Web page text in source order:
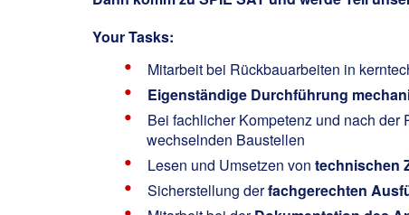
Your Tasks:
Mitarbeit bei Rückbauarbeiten in
Eigenständige Durchführung
Bei fachlicher Kompetenz und nach
wechselnden Baustellen
Lesen und Umsetzen von technischen
Sicherstellung derfachgerechten